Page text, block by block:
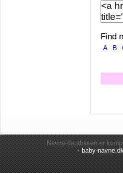
Find
A B
Navne-databasen er
•baby-